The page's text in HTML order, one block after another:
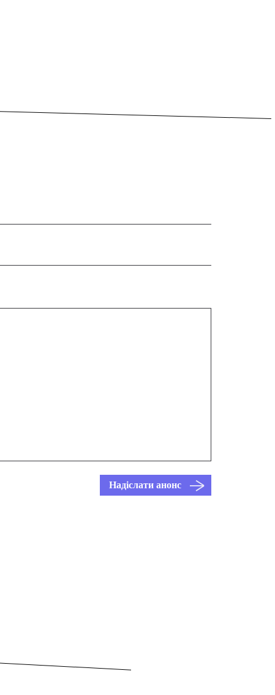
Надіслати анонс